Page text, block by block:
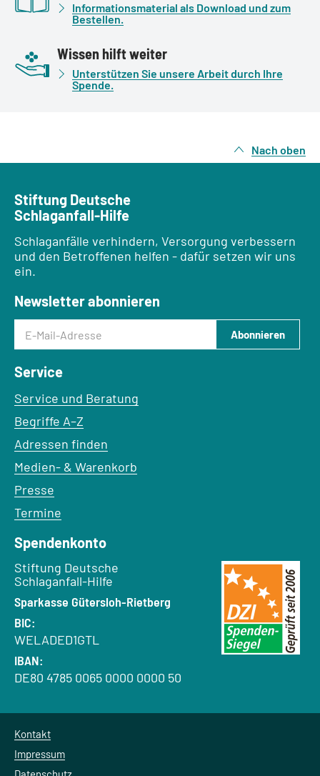
Informationsmaterial als Download und zum
Bestellen.
Wissen hilft weiter
Unterstützen Sie unsere Arbeit durch Ihre
Spende.
Nach oben
Stiftung Deutsche
Schlaganfall-Hilfe
Schlaganfälle verhindern, Versorgung verbessern
und den Betroffenen helfen - dafür setzen wir uns
ein.
Newsletter abonnieren
E-Mail-Adresse
Abonnieren
Service
Service und Beratung
Begriffe A–Z
Adressen finden
Medien- & Warenkorb
Presse
Termine
Spendenkonto
Empfänger:
Stiftung Deutsche
Schlaganfall-Hilfe
Bank:
Sparkasse Gütersloh-Rietberg
BIC:
WELADED1GTL
IBAN:
DE80 4785 0065 0000 0000 50
Kontakt
Impressum